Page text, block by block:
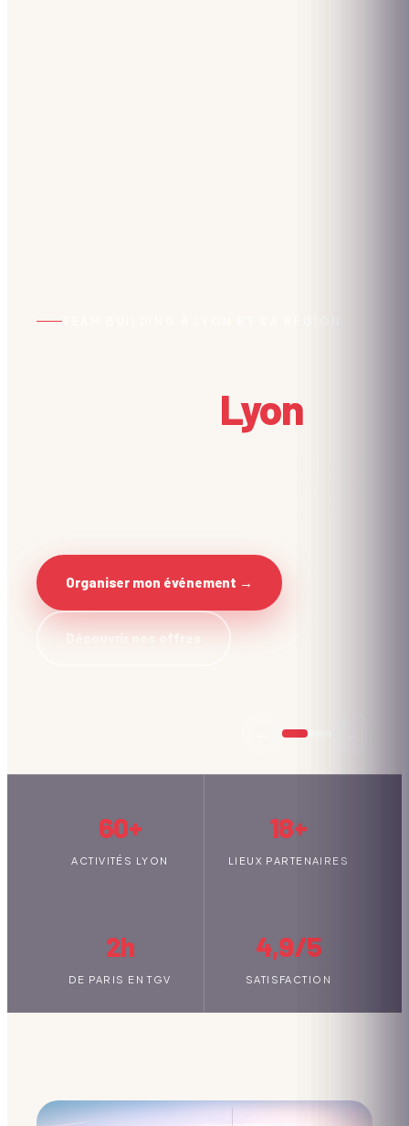
Lyon.
Organiser mon événement →
60+
ACTIVITÉS LYON
18+
LIEUX PARTENAIRES
2h
DE PARIS EN TGV
4,9/5
SATISFACTION